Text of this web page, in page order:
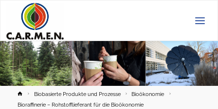
HomeBiobasierte Produkte und Prozesse
Bioökonomie
Bioraffinerie – Rohstofflieferant für die Bioökonomie